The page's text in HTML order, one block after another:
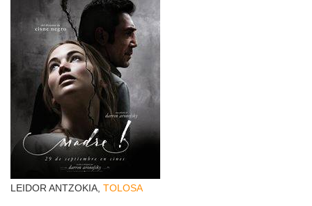
LEIDOR ANTZOKIA, TOLOSA